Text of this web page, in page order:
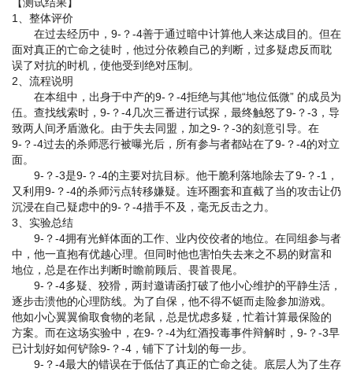
1、整体评价
在过去经历中，9-？-4善于通过暗中计算他人来达成目的。但在
面对真正的亡命之徒时，他过分依赖自己的判断，过多疑虑反而耽
误了对抗的时机，使他受到绝对压制。
2、流程说明
在本组中，出身于中产的9-？-4拒绝与其他“地位低微” 的成员为
伍。查找线索时，9-？-4几次三番进行试探，最终触怒了9-？-3，导
致两人间矛盾激化。由于失去同盟，加之9-？-3的刻意引导。在
9-？-4过去的杀师恶行被曝光后，所有参与者都站在了9-？-4的对立
面。
9-？-3是9-？-4的主要对抗目标。他干脆利落地除去了9-？-1，
又利用9-？-4的杀师污点转移嫌疑。连环圈套和直截了当的攻击让仍
沉浸在自己疑虑中的9-？-4措手不及，毫无反击之力。
3、实验总结
9-？-4拥有光鲜体面的工作、业内佼佼者的地位。在同组参与者
中，他一直抱有优越心理。但同时他也害怕失去来之不易的财富和
地位，总是在作出判断时瞻前顾后、畏首畏尾。
9-？-4多疑、狡猾，两封邀请函打破了他小心维护的平静生活，
逐步击溃他的心理防线。为了自保，他不得不铤而走险参加游戏。
他如小心翼翼偷取食物的老鼠，总是忧虑多疑，忙着计算最保险的
方案。而在这场实验中，在9-？-4为红酒投毒事件辩解时，9-？-3早
已计划好如何铲除9-？-4，铺下了计划的每一步。
9-？-4最大的错误在于低估了真正的亡命之徒。底层人为了生存